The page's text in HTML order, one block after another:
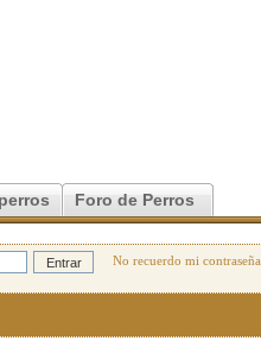
Foro de Perros
No recuerdo mi contraseña